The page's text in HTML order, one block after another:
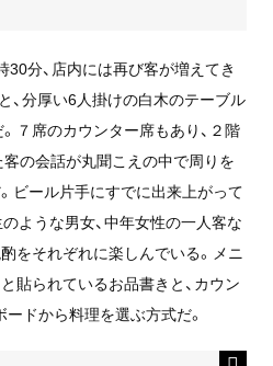
分、店内には再び客が増えてき
、分厚い6人掛けの白木のテーブル
７席のカウンター席もあり、２階
の会話が丸聞こえの中で周りを
ビール片手にすでに出来上がって
ような男女、中年女性の一人客な
をそれぞれに楽しんでいる。メニ
貼られているお品書きと、カウン
ドから料理を選ぶ方式だ。